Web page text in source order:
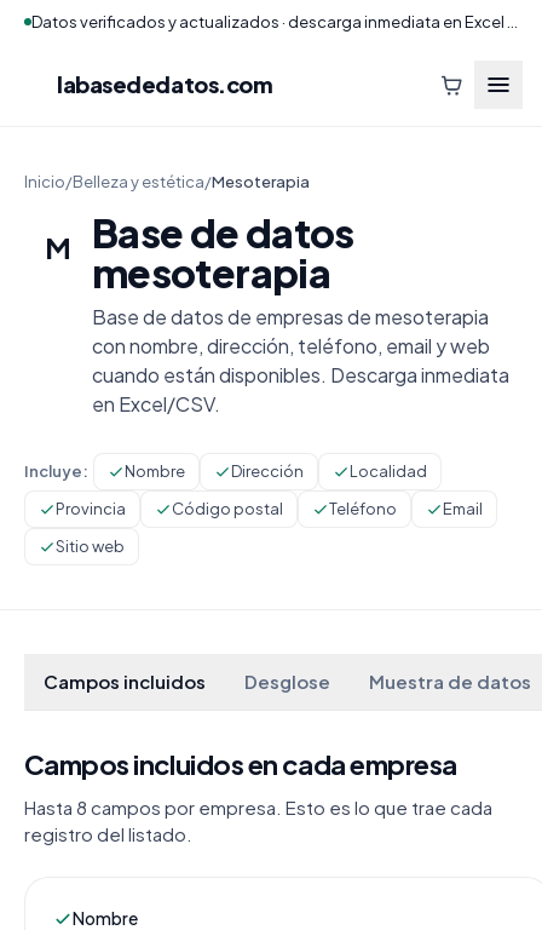
labasededatos.com
Inicio/Belleza y estética/Mesoterapia
M
Base de datos
mesoterapia
Base de datos de empresas de mesoterapia
con nombre, dirección, teléfono, email y web
cuando están disponibles. Descarga inmediata
en Excel/CSV.
Incluye: Nombre Dirección
Localidad
Provincia
Código postal Teléfono
Email
Sitio web
Campos incluidos Desglose Muestra de datos
Campos incluidos en cada empresa
Hasta 8 campos por empresa. Esto es lo que trae cada
registro del listado.
Nombre